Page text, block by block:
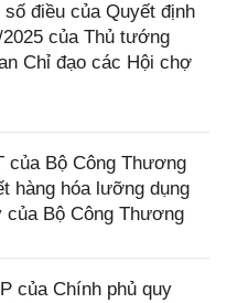
điều của Quyết định
của Thủ tướng
Chỉ đạo các Hội chợ
của Bộ Công Thương
hàng hóa lưỡng dụng
của Bộ Công Thương
của Chính phủ quy